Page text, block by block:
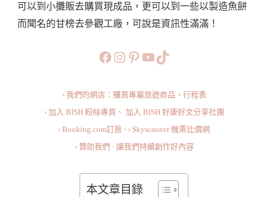
樓
不
錯
的
美
食：
Kilang
Keping,
可以到小攤販去購買現成品，更可以到一些以製造魚餅
而聞名的甘榜去參觀工廠，可說是資訊性滿滿！
https://www.facebook.com/
https://
https://
旅行美食小短片TikTok
› 我們的網店：購買專屬旅遊商品、行程表
› 加入 BISH 粉絲專頁、 加入 BISH 好康好文分享社團
› Booking.com訂房 · › Skyscanner 機票比價網
› 贊助我們 · 讓我們持續創作好內容
本文章目錄